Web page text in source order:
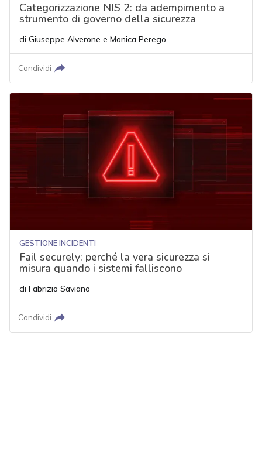
Categorizzazione NIS 2: da adempimento a
strumento di governo della sicurezza
di Giuseppe Alverone e Monica Perego
Condividi
GESTIONE INCIDENTI
Fail securely: perché la vera sicurezza si
misura quando i sistemi falliscono
di Fabrizio Saviano
Condividi